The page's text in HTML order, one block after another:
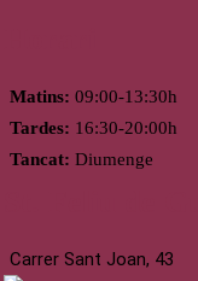
Matins: 09:00-13:30h
Tardes: 16:30-20:00h
Tancat: Diumenge
Carrer Sant Joan, 43